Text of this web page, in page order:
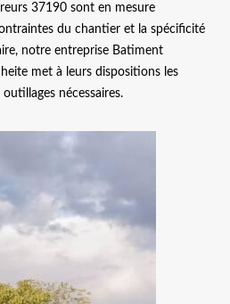
37190 sont en mesure
du chantier et la spécificité
notre entreprise Batiment
met à leurs dispositions les
nécessaires.